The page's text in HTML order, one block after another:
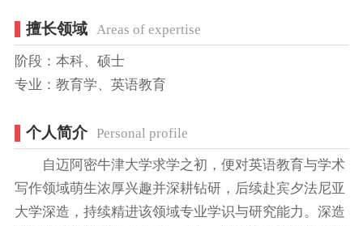
擅长领域 Areas of expertise
阶段：本科、硕士
专业：教育学、英语教育
个人简介 Personal profile
自迈阿密牛津大学求学之初，便对英语教育与学术
写作领域萌生浓厚兴趣并深耕钻研，后续赴宾夕法尼亚
大学深造，持续精进该领域专业学识与研究能力。深造